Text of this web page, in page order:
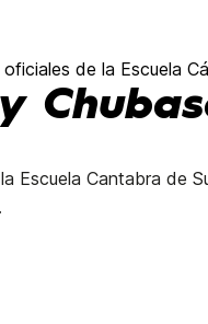
de la Escuela
Escuela Cantabra de